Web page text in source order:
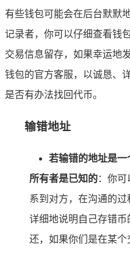
有些钱包可能会在后台默默
记录者，你可以仔细查看钱
交易信息留存，如果幸运地
钱包的官方客服，以诚恳、
是否有办法找回代币。
输错地址
若输错的地址是
所有者是已知的：你
系到对方，在沟通的过
详细地说明自己存错
还，如果你们是在某